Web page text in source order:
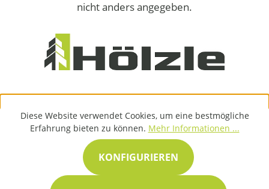
nicht anders angegeben.
Diese Website verwendet Cookies, um eine bestmögliche
Erfahrung bieten zu können. Mehr Informationen ...
KONFIGURIEREN